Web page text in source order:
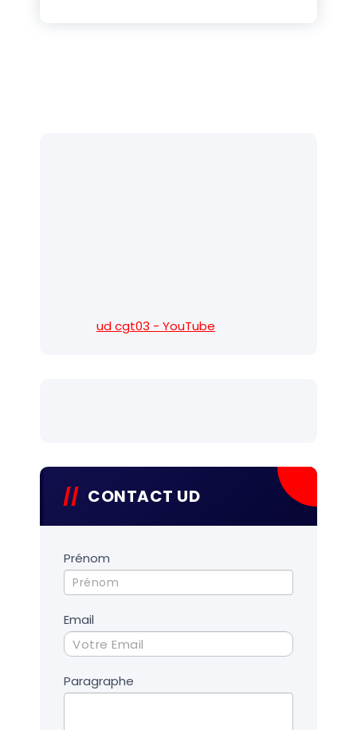
ud cgt03 - YouTube
CONTACT UD
Contact
UD
Prénom
Email
Paragraphe